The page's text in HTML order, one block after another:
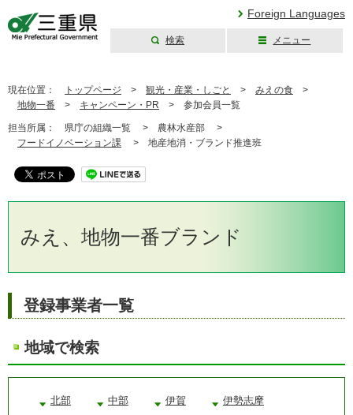
Foreign Languages
検索 メニュー
現在位置： トップページ > 観光・産業・しごと > みえの食 >
地物一番 > キャンペーン・PR > 参加会員一覧
担当所属： 県庁の組織一覧 > 農林水産部 >
フードイノベーション課 > 地産地消・ブランド推進班
みえ、地物一番ブランド
登録事業者一覧
地域で検索
北部 中部 伊賀 伊勢志摩